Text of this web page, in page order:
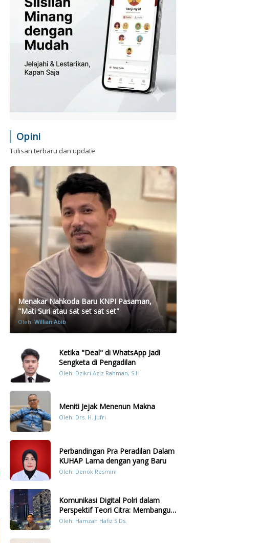
Opini
Tulisan terbaru dan update
Menakar Nahkoda Baru KNPI Pasaman,
"Mati Suri atau sat set sat set"
Oleh: Willian Abib
Ketika "Deal" di WhatsApp Jadi
Sengketa di Pengadilan
Oleh: Dzikri Aziz Rahman, S.H
Meniti Jejak Menenun Makna
Oleh: Drs. H. Jufri
Perbandingan Pra Peradilan Dalam
KUHAP Lama dengan yang Baru
Oleh: Denok Resmini
Komunikasi Digital Polri dalam
Perspektif Teori Citra: Membangun
Kepercayaan Publik Melalui Konten
Oleh: Hamzah Hafiz S.Ds.